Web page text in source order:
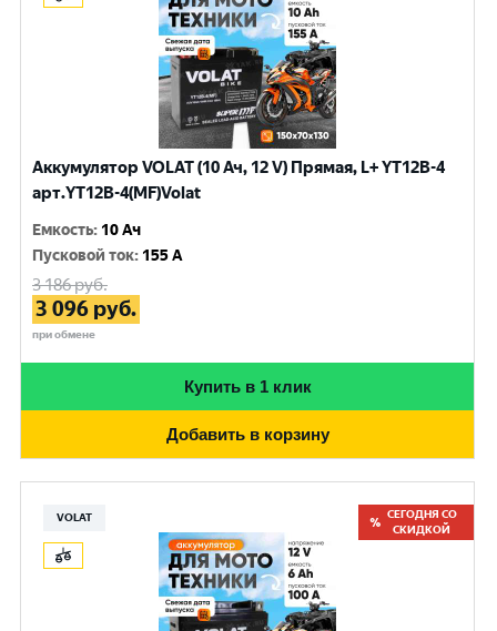
Аккумулятор VOLAT (10 Ач, 12 V) Прямая, L+ YT12B-4
арт.YT12B-4(MF)Volat
Емкость: 10 Ач
Пусковой ток: 155 A
3 186руб.
3 096 руб.
при обмене
Купить в 1 клик
Добавить в корзину
VOLAT
СЕГОДНЯ СО
СКИДКОЙ